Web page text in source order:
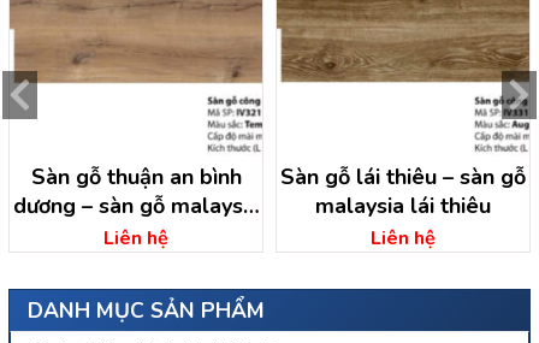
DANH MỤC SẢN PHẨM
Sàn gỗ thuận an bình
dương – sàn gỗ malaysia
thuận an
Liên hệ
Sàn gỗ lái thiêu – sàn gỗ
malaysia lái thiêu
Liên hệ